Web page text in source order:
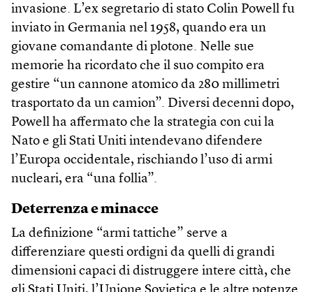
invasione. L’ex segretario di stato Colin Powell fu
inviato in Germania nel 1958, quando era un
giovane comandante di plotone. Nelle sue
memorie ha ricordato che il suo compito era
gestire “un cannone atomico da 280 millimetri
trasportato da un camion”. Diversi decenni dopo,
Powell ha affermato che la strategia con cui la
Nato e gli Stati Uniti intendevano difendere
l’Europa occidentale, rischiando l’uso di armi
nucleari, era “una follia”.
Deterrenza e minacce
La definizione “armi tattiche” serve a
differenziare questi ordigni da quelli di grandi
dimensioni capaci di distruggere intere città, che